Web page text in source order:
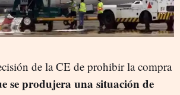
de la CE de prohibir la compra
se produjera una situación de